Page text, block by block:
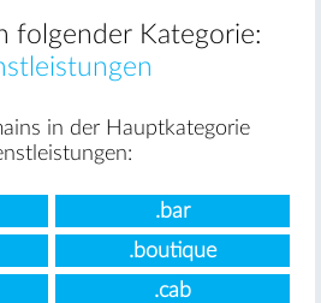
folgender Kategorie:
in der Hauptkategorie
.bar
.boutique
.cab